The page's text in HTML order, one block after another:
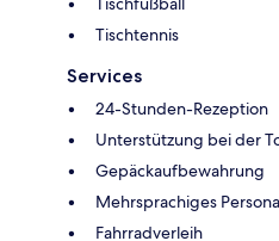
Tischtennis
Services
24-Stunden-Rezeption
Unterstützung bei der
Gepäckaufbewahrung
Mehrsprachiges
Fahrradverleih